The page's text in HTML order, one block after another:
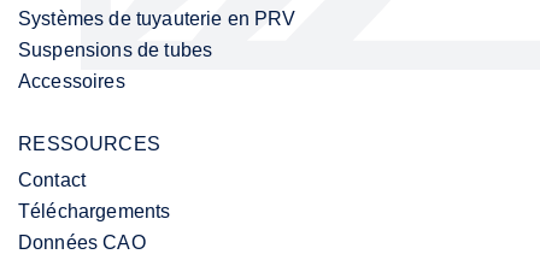
Systèmes de tuyauterie en PRV
Suspensions de tubes
Accessoires
RESSOURCES
Contact
Téléchargements
Données CAO